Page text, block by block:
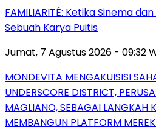
FAMILIARITÉ: Ketika Sinema
Sebuah Karya Puitis
Jumat, 7 Agustus 2026 - 09:32
MONDEVITA MENGAKUISISI
UNDERSCORE DISTRICT,
MAGLIANO, SEBAGAI LANGKAH
MEMBANGUN PLATFORM